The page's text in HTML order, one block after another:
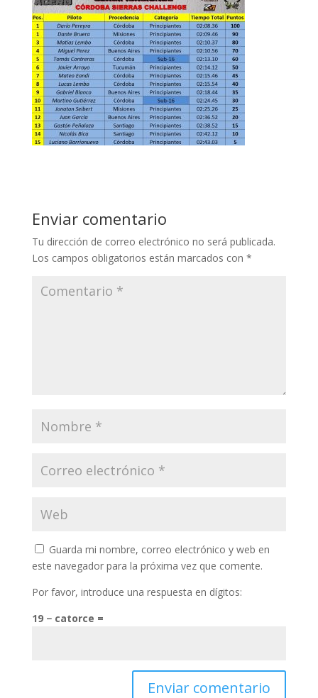
Enviar comentario
Tu dirección de correo electrónico no será publicada.
Los campos obligatorios están marcados con *
Guarda mi nombre, correo electrónico y web en
este navegador para la próxima vez que comente.
Por favor, introduce una respuesta en dígitos:
19 − catorce =